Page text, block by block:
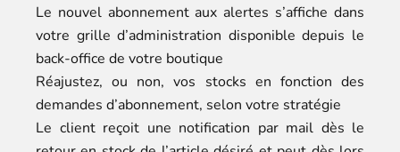
Le nouvel abonnement aux alertes s’affiche dans
votre grille d’administration disponible depuis le
back-office de votre boutique
Réajustez, ou non, vos stocks en fonction des
demandes d’abonnement, selon votre stratégie
Le client reçoit une notification par mail dès le